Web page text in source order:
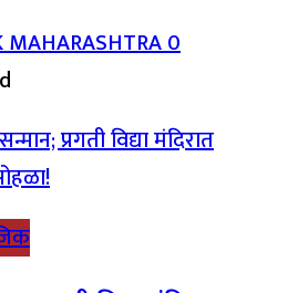
MAHARASHTRA0